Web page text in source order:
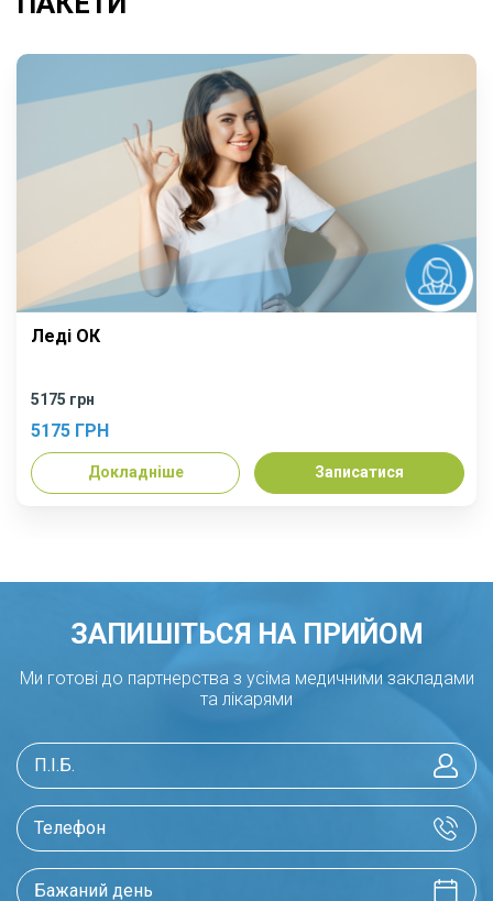
Леді ОК
5175 грн
5175 ГРН
Докладніше Записатися
ЗАПИШІТЬСЯ НА ПРИЙОМ
Ми готові до партнерства з усіма медичними закладами
та лікарями